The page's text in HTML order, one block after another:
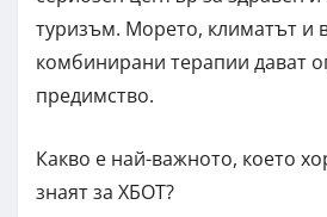
туризъм. Морето, климатът и
комбинирани терапии дават
предимство.
Какво е най-важното, което
знаят за ХБОТ?